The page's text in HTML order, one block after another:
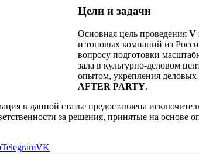
Цели и задачи
Основная цель проведения V
и топовых компаний из
вопросу подготовки
зала в культурно-деловом
опытом, укрепления
AFTER PARTY.
в данной статье предоставлена
за решения, принятые на
TelegramVK